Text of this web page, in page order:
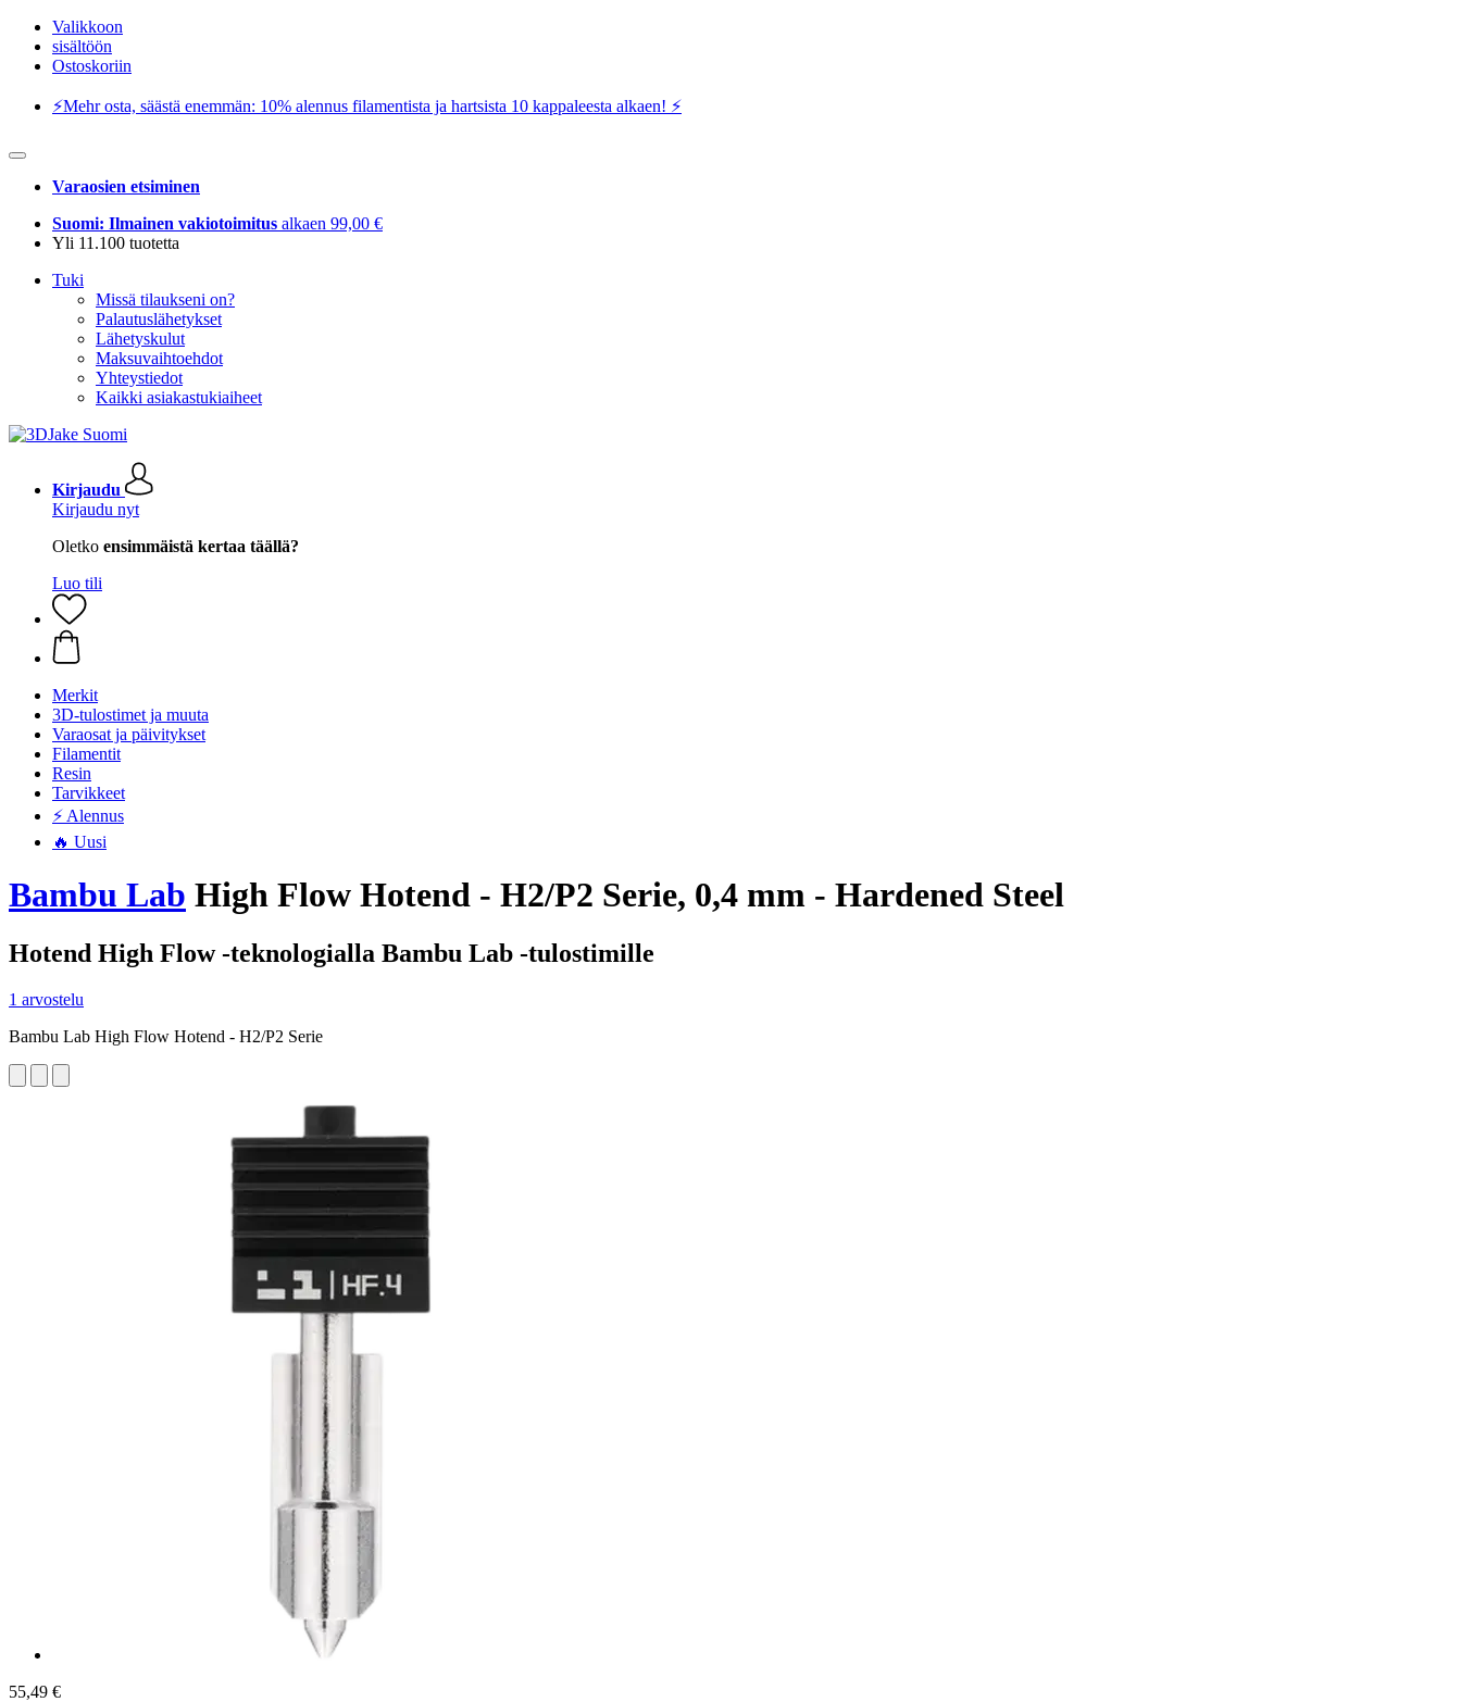
Valikkoon
sisältöön
Ostoskoriin
⚡️Mehr osta, säästä enemmän: 10% alennus filamentista ja hartsista 10 kappaleesta alkaen! ⚡️
Varaosien etsiminen
Suomi: Ilmainen vakiotoimitus alkaen 99,00 €
Yli 11.100 tuotetta
Tuki
Missä tilaukseni on?
Palautuslähetykset
Lähetyskulut
Maksuvaihtoehdot
Yhteystiedot
Kaikki asiakastukiaiheet
Kirjaudu
Kirjaudu nyt
Oletko ensimmäistä kertaa täällä?
Luo tili
Merkit
3D-tulostimet ja muuta
Varaosat ja päivitykset
Filamentit
Resin
Tarvikkeet
⚡ Alennus
🔥 Uusi
Bambu Lab High Flow Hotend - H2/P2 Serie, 0,4 mm - Hardened Steel
Hotend High Flow -teknologialla Bambu Lab -tulostimille
1 arvostelu
Bambu Lab High Flow Hotend - H2/P2 Serie
55,49 €